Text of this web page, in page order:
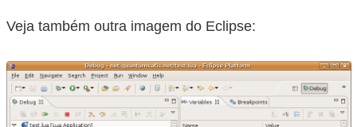
Veja também outra imagem do Eclipse: